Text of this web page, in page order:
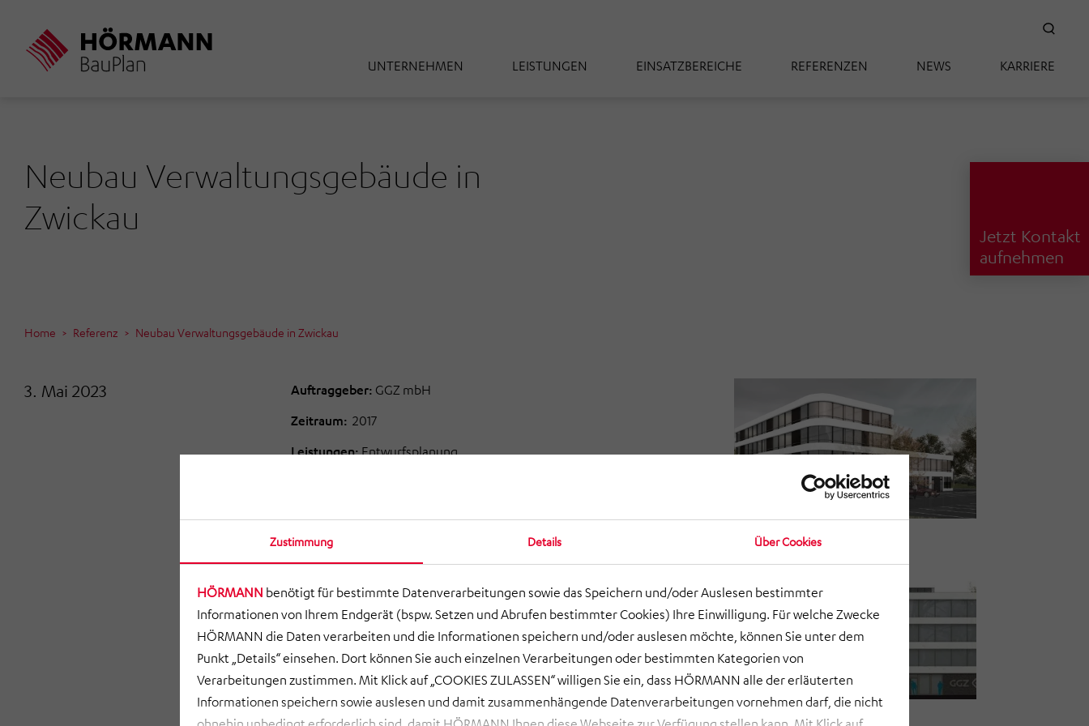
Zustimmung Details Über Cookies
HÖRMANN benötigt für bestimmte Datenverarbeitungen sowie das Speichern und/oder Auslesen bestimmter
Informationen von Ihrem Endgerät (bspw. Setzen und Abrufen bestimmter Cookies) Ihre Einwilligung. Für welche Zwecke
HÖRMANN die Daten verarbeiten und die Informationen speichern und/oder auslesen möchte, können Sie unter dem
Punkt „Details“ einsehen. Dort können Sie auch einzelnen Verarbeitungen oder bestimmten Kategorien von
Verarbeitungen zustimmen. Mit Klick auf „COOKIES ZULASSEN“ willigen Sie ein, dass HÖRMANN alle der erläuterten
Informationen speichern sowie auslesen und damit zusammenhängende Datenverarbeitungen vornehmen darf, die nicht
Inhalt
UNTERNEHMEN LEISTUNGEN EINSATZBEREICHE REFERENZEN NEWS KARRIERE
Jetzt Kontakt
aufnehmen
Neubau Verwaltungsgebäude in
Zwickau
Home Referenz Neubau Verwaltungsgebäude in Zwickau
3. Mai 2023 Auftraggeber: GGZ mbH
Zeitraum: 2017
Leistungen:Entwurfsplanung
errichtet. Platz im Gebäude finden hier unteranderemdieAbteilungen
Geschäftsführung
, allgemeine Verwaltung / Controlling/EDV,
Hausverwaltung, Rechnungswesen undTechnik.Mit insgesamt ca. 55 – 60
Arbeitsplätzenwurdegerechnet undbildete dieGrundlage für die
Raumplanung. Eine zusätzliche, flexibel aufteilbare Etagezur
gewerblichenFremdvermietungwurde gewünscht. Dermehrgeschossige
Büroneubauwurdeals Massivbau inStahlbetonund Mauerwerk
konzipiert.Die Fassade mit Fensterband bietet maximale Flexibilität der
Nutzung. Die Fassadewurdeals vorgehängte Fassade geplant.Das
Gebäudebesetztselbstbewusst in zeitgemäßer Architektur die wichtige